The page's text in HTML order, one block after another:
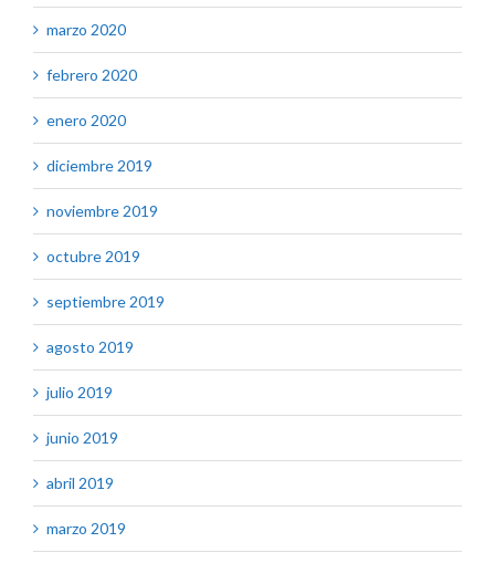
marzo 2020
febrero 2020
enero 2020
diciembre 2019
noviembre 2019
octubre 2019
septiembre 2019
agosto 2019
julio 2019
junio 2019
abril 2019
marzo 2019